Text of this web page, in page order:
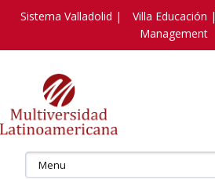
Sistema Valladolid | Villa Educación |
Management